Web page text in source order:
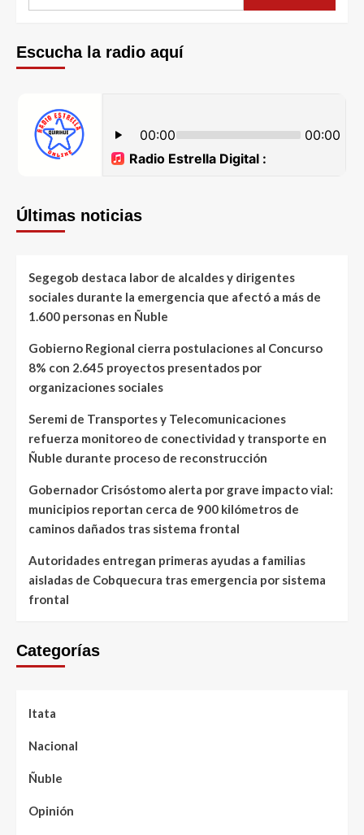
Escucha la radio aquí
Últimas noticias
Segegob destaca labor de alcaldes y dirigentes
sociales durante la emergencia que afectó a más de
1.600 personas en Ñuble
Gobierno Regional cierra postulaciones al Concurso
8% con 2.645 proyectos presentados por
organizaciones sociales
Seremi de Transportes y Telecomunicaciones
refuerza monitoreo de conectividad y transporte en
Ñuble durante proceso de reconstrucción
Gobernador Crisóstomo alerta por grave impacto vial:
municipios reportan cerca de 900 kilómetros de
caminos dañados tras sistema frontal
Autoridades entregan primeras ayudas a familias
aisladas de Cobquecura tras emergencia por sistema
frontal
Categorías
Itata
Nacional
Ñuble
Opinión